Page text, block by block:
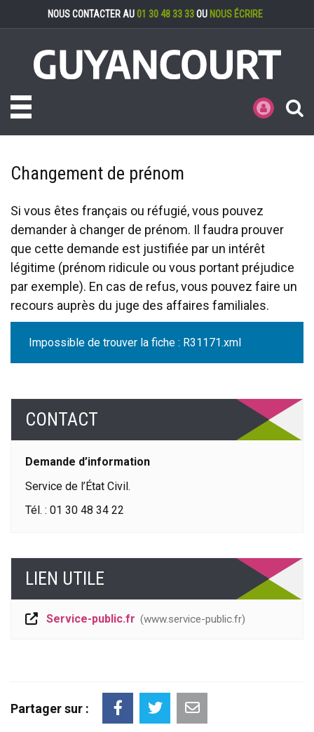
NOUS CONTACTER AU 01 30 48 33 33OU NOUS ÉCRIRE
Toggle navigation MES
Changement de prénom
Si vous êtes français ou réfugié, vous pouvez
demander à changer de prénom. Il faudra prouver
que cette demande est justifiée par un intérêt
légitime (prénom ridicule ou vous portant préjudice
par exemple). En cas de refus, vous pouvez faire un
recours auprès du juge des affaires familiales.
Impossible de trouver la fiche : R31171.xml
CONTACT
Demande d’information
Service de l’État Civil.
Tél. : 01 30 48 34 22
LIEN UTILE
Service-public.fr www.service-public.fr
Partager sur :